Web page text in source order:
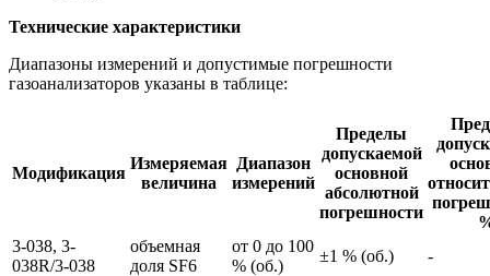
Технические характеристики
Диапазоны измерений и допустимые погрешности
газоанализаторов указаны в таблице:
Модификация
Измеряемая
величина
Диапазон
измерений
Пределы
допускаемой
основной
абсолютной
погрешности
3-038, 3-
038R/3-038
объемная
доля SF6
от 0 до 100
% (об.)
±1 % (об.) -